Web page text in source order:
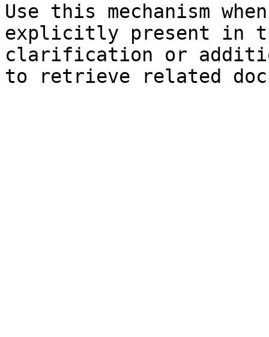
Use this mechanism
explicitly present in
clarification or